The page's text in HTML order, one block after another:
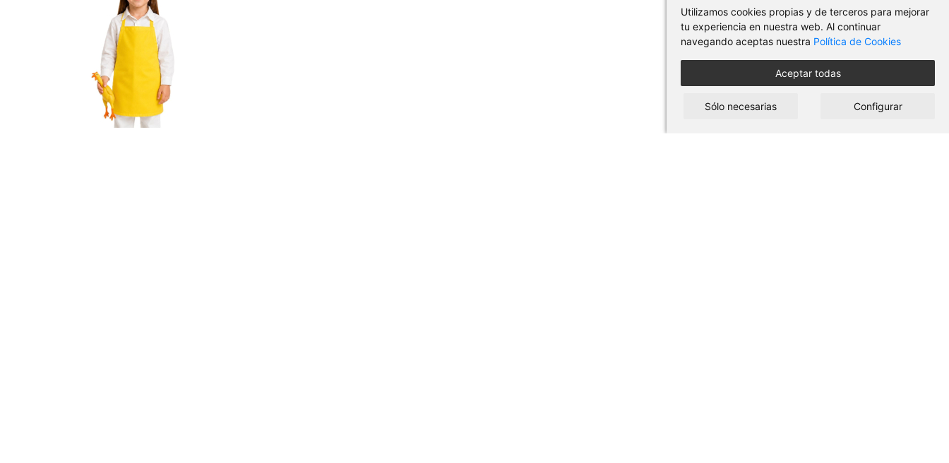
Utilizamos cookies propias y de terceros para mejorar
tu experiencia en nuestra web. Al continuar
navegando aceptas nuestra Política de Cookies
Aceptar todas
Sólo necesarias Configurar